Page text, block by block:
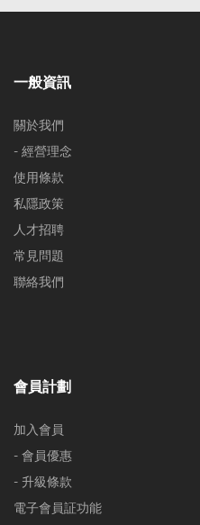
一般資訊
關於我們
- 經營理念
使用條款
私隱政策
人才招聘
常見問題
聯絡我們
會員計劃
加入會員
- 會員優惠
- 升級條款
電子會員証功能